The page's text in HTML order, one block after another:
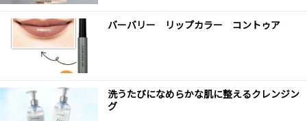
バーバリー リップカラー コントゥア
洗うたびになめらかな肌に整えるクレンジン
グ